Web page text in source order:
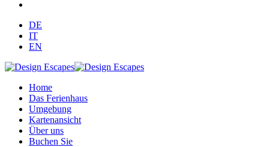
DE
IT
EN
Home
Das Ferienhaus
Umgebung
Kartenansicht
Über uns
Buchen Sie